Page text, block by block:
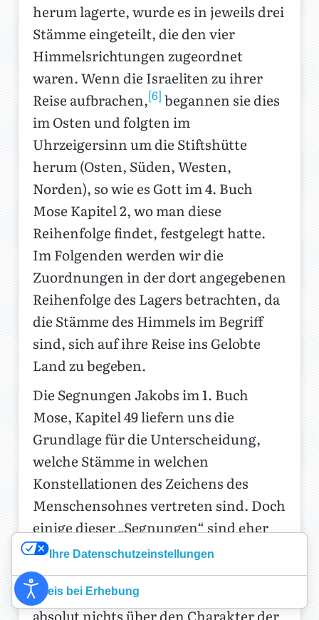
herum lagerte, wurde es in jeweils drei
Stämme eingeteilt, die den vier
Himmelsrichtungen zugeordnet
waren. Wenn die Israeliten zu ihrer
Reise aufbrachen,[6] begannen sie dies
im Osten und folgten im
Uhrzeigersinn um die Stiftshütte
herum (Osten, Süden, Westen,
Norden), so wie es Gott im 4. Buch
Mose Kapitel 2, wo man diese
Reihenfolge findet, festgelegt hatte.
Im Folgenden werden wir die
Zuordnungen in der dort angegebenen
Reihenfolge des Lagers betrachten, da
die Stämme des Himmels im Begriff
sind, sich auf ihre Reise ins Gelobte
Land zu begeben.
Die Segnungen Jakobs im 1. Buch
Mose, Kapitel 49 liefern uns die
Grundlage für die Unterscheidung,
welche Stämme in welchen
Konstellationen des Zeichens des
Menschensohnes vertreten sind. Doch
einige dieser „Segnungen“ sind eher
wie Flüche, ähnlich wie bestimmte
Sternbilder im Allgemeinen eine
negative Symbolik haben. Dies sagt
absolut nichts über den Charakter der
Ihre Datenschutzeinstellungen
Hinweis bei Erhebung